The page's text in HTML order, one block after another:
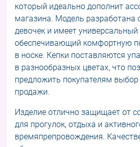
который идеально дополнит
магазина. Модель разработана
девочек и имеет
обеспечивающий комфортную
в носке. Кепки поставляются
в разнообразных цветах, что
предложить покупателям
продажи.
Изделие отлично защищает от
для прогулок, отдыха и
времяпрепровождения.